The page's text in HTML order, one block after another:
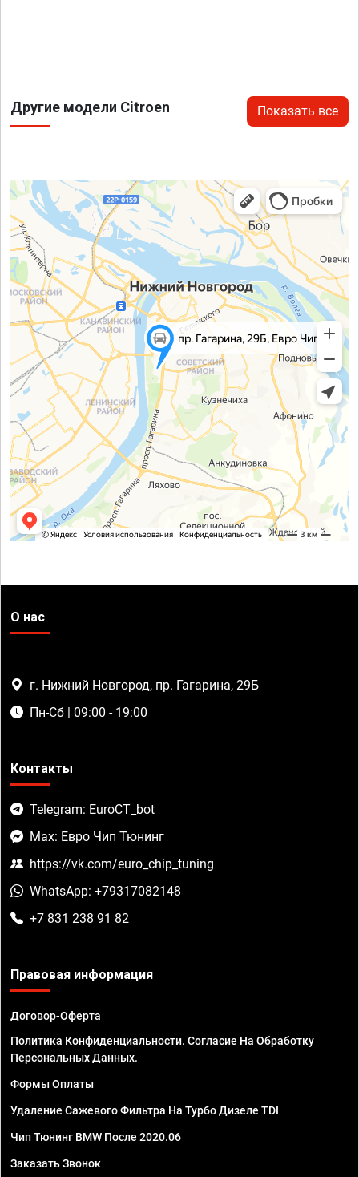
Другие модели Citroen Показать все
О нас
г. Нижний Новгород, пр. Гагарина, 29Б
Пн-Сб | 09:00 - 19:00
Контакты
Telegram: EuroCT_bot
Max: Евро Чип Тюнинг
https://vk.com/euro_chip_tuning
WhatsApp: +79317082148
+7 831 238 91 82
Правовая информация
Договор-Оферта
Политика Конфиденциальности. Согласие На Обработку
Персональных Данных.
Формы Оплаты
Удаление Сажевого Фильтра На Турбо Дизеле TDI
Чип Тюнинг BMW После 2020.06
Заказать Звонок